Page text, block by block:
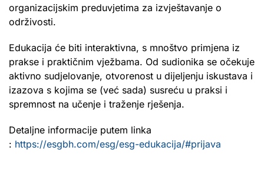
organizacijskim preduvjetima za izvještavanje o
održivosti.
Edukacija će biti interaktivna, s mnoštvo primjena iz
prakse i praktičnim vježbama. Od sudionika se očekuje
aktivno sudjelovanje, otvorenost u dijeljenju iskustava i
izazova s kojima se (već sada) susreću u praksi i
spremnost na učenje i traženje rješenja.
Detaljne informacije putem linka
: https://esgbh.com/esg/esg-edukacija/#prijava